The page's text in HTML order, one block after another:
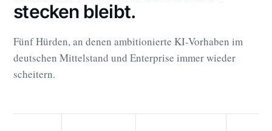
stecken bleibt.
Fünf Hürden, an denen ambitionierte KI-Vorhaben im
deutschen Mittelstand und Enterprise immer wieder
scheitern.